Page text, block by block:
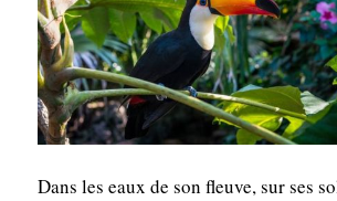
Dans les eaux de son fleuve, sur ses